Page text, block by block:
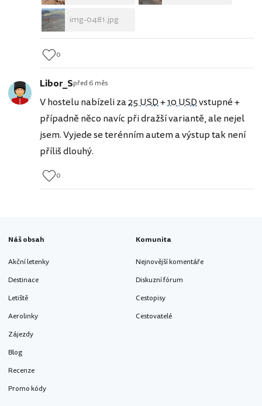
img-0481.jpg
0
Libor_Spřed 6 měs
V hostelu nabízeli za25 USD+10 USDvstupné +
případně něco navíc při dražší variantě, ale nejel
jsem. Vyjede se terénním autem a výstup tak není
příliš dlouhý.
0
Náš obsah
Akční letenky
Destinace
Letiště
Aerolinky
Zájezdy
Blog
Recenze
Promo kódy
Komunita
Nejnovější komentáře
Diskuzní fórum
Cestopisy
Cestovatelé